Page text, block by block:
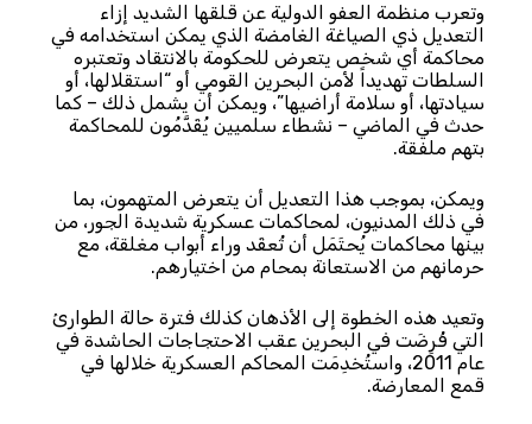
وتعرب منظمة العفو الدولية عن قلقها الشديد إزاء
التعديل ذي الصياغة الغامضة الذي يمكن استخدامه في
محاكمة أي شخص يتعرض للحكومة بالانتقاد وتعتبره
السلطات تهديداً لأمن البحرين القومي أو “استقلالها، أو
سيادتها، أو سلامة أراضيها”، ويمكن أن يشمل ذلك – كما
حدث في الماضي – نشطاء سلميين يُقَدَّمُون للمحاكمة
بتهم ملفقة.
ويمكن، بموجب هذا التعديل أن يتعرض المتهمون، بما
في ذلك المدنيون، لمحاكمات عسكرية شديدة الجور، من
بينها محاكمات يُحتَمَل أن تُعقَد وراء أبواب مغلقة، مع
حرمانهم من الاستعانة بمحام من اختيارهم.
وتعيد هذه الخطوة إلى الأذهان كذلك فترة حالة الطوارئ
التي فُرِضَت في البحرين عقب الاحتجاجات الحاشدة في
عام 2011، واستُخدِمَت المحاكم العسكرية خلالها في
قمع المعارضة.